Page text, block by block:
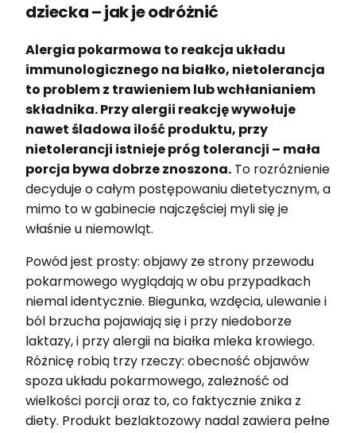
dziecka – jak je odróżnić
Alergia pokarmowa to reakcja układu
immunologicznego na białko, nietolerancja
to problem z trawieniem lub wchłanianiem
składnika. Przy alergii reakcję wywołuje
nawet śladowa ilość produktu, przy
nietolerancji istnieje próg tolerancji – mała
porcja bywa dobrze znoszona. To rozróżnienie
decyduje o całym postępowaniu dietetycznym, a
mimo to w gabinecie najczęściej myli się je
właśnie u niemowląt.
Powód jest prosty: objawy ze strony przewodu
pokarmowego wyglądają w obu przypadkach
niemal identycznie. Biegunka, wzdęcia, ulewanie i
ból brzucha pojawiają się i przy niedoborze
laktazy, i przy alergii na białka mleka krowiego.
Różnicę robią trzy rzeczy: obecność objawów
spoza układu pokarmowego, zależność od
wielkości porcji oraz to, co faktycznie znika z
diety. Produkt bezlaktozowy nadal zawiera pełne